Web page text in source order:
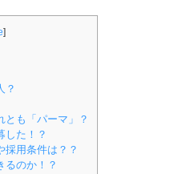
]
？
とも「パーマ」？
した！？
採用条件は？？
るのか！？